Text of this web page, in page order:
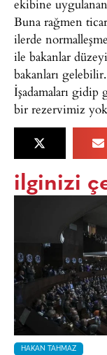
ekibine
Buna rağmen
ilerde
ile bakanlar
bakanları
İşadamaları
bir rezervimiz
ilginizi
HAKAN TAHMAZ